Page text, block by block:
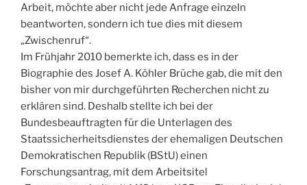
Arbeit, möchte aber nicht jede Anfrage einzeln
beantworten, sondern ich tue dies mit diesem
„Zwischenruf“.
Im Frühjahr 2010 bemerkte ich, dass es in der
Biographie des Josef A. Köhler Brüche gab, die mit den
bisher von mir durchgeführten Recherchen nicht zu
erklären sind. Deshalb stellte ich bei der
Bundesbeauftragten für die Unterlagen des
Staatssicherheitsdienstes der ehemaligen Deutschen
Demokratischen Republik (BStU) einen
Forschungsantrag, mit dem Arbeitsitel